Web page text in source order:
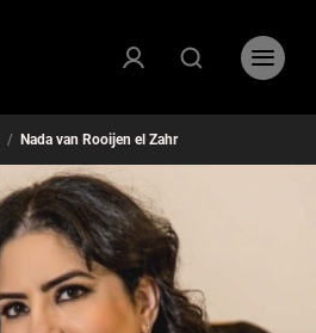
/ Nada van Rooijen el Zahr